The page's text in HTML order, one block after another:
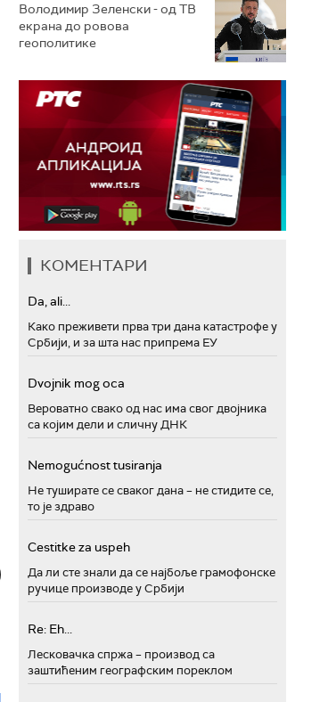
Володимир Зеленски - од ТВ
екрана до ровова
геополитике
КОМЕНТАРИ
Da, ali...
Како преживети прва три дана катастрофе у
Србији, и за шта нас припрема ЕУ
Dvojnik mog oca
Вероватно свако од нас има свог двојника
са којим дели и сличну ДНК
Nemogućnost tusiranja
Не туширате се сваког дана – не стидите се,
то је здраво
Cestitke za uspeh
Да ли сте знали да се најбоље грамофонске
ручице производе у Србији
Re: Eh...
Лесковачка спржа – производ са
заштићеним географским пореклом